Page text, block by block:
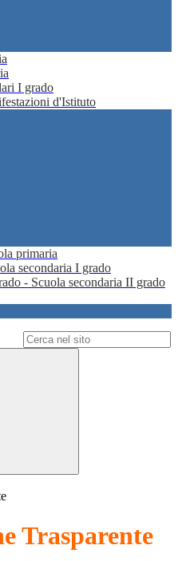
I grado
d'Istituto
primaria
secondaria I grado
- Scuola secondaria II grado
Trasparente